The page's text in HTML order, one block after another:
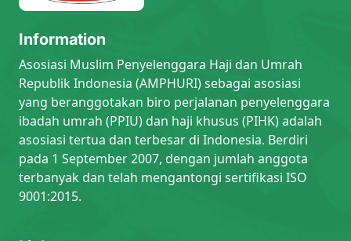
Information
Asosiasi Muslim Penyelenggara Haji dan Umrah
Republik Indonesia (AMPHURI) sebagai asosiasi
yang beranggotakan biro perjalanan penyelenggara
ibadah umrah (PPIU) dan haji khusus (PIHK) adalah
asosiasi tertua dan terbesar di Indonesia. Berdiri
pada 1 September 2007, dengan jumlah anggota
terbanyak dan telah mengantongi sertifikasi ISO
9001:2015.